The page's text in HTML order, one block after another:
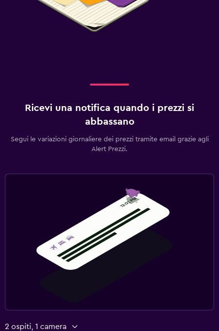
Ricevi una notifica quando i prezzi si
abbassano
Segui le variazioni giornaliere dei prezzi tramite email grazie agli
Alert Prezzi.
2 ospiti, 1 camera